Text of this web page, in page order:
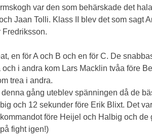
var den som behärskade det
Jaan Tolli. Klass II blev det som sagt
Fredriksson.
en för A och B och en för C. De
i andra kom Lars Macklin tvåa före
trea i andra.
gång uteblev spänningen då de
och 12 sekunder före Erik Blixt. Det
före Heijel och Halbig och
fight igen!)